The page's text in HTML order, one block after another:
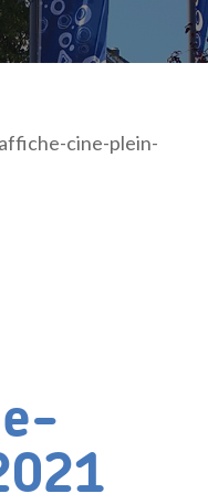
affiche-cine-plein-